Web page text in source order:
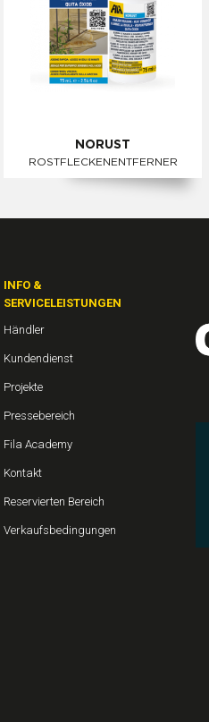
NORUST
ROSTFLECKENENTFERNER
INFO &
SERVICELEISTUNGEN
Händler
Kundendienst
Projekte
Pressebereich
Fila Academy
Kontakt
Reservierten Bereich
Verkaufsbedingungen